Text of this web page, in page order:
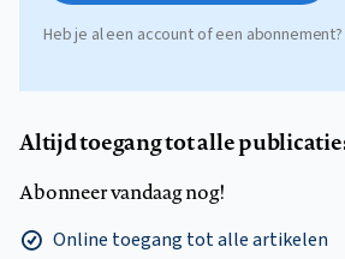
Heb je al een account of een abonnement?
Altijd toegang tot alle
Abonneer vandaag nog!
Online toegang tot alle artikelen